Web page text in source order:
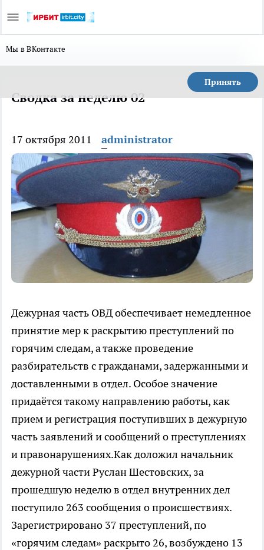
Мы в ВКонтакте
Принять
Сводка за неделю 02
17 октября 2011 administrator
Дежурная часть ОВД обеспечивает немедленное
принятие мер к раскрытию преступлений по
горячим следам, а также проведение
разбирательств с гражданами, задержанными и
доставленными в отдел. Особое значение
придаётся такому направлению работы, как
прием и регистрация поступивших в дежурную
часть заявлений и сообщений о преступлениях
и правонарушениях.Как доложил начальник
дежурной части Руслан Шестовских, за
прошедшую неделю в отдел внутренних дел
поступило 263 сообщения о происшествиях.
Зарегистрировано 37 преступлений, по
«горячим следам» раскрыто 26, возбуждено 13